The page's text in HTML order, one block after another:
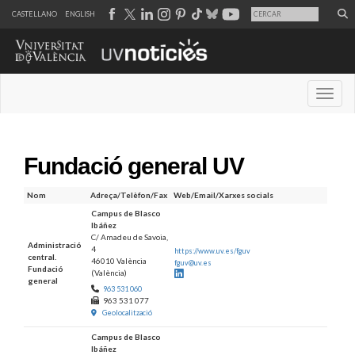
CASTELLANO ENGLISH
Fundació general UV
Nom Adreça/Telèfon/Fax Web/Email/Xarxes socials
Administració
central.
Fundació
general
Campus de Blasco
Ibáñez
C/ Amadeu de Savoia,
4
46010 València
(València)
963 531 060
963 531 077
Geolocalització
https://www.uv.es/fguv
fguv@uv.es
Campus de Blasco
Ibáñez